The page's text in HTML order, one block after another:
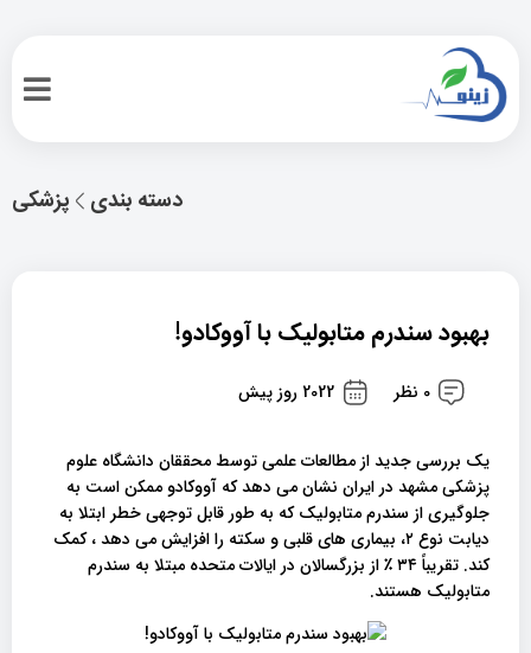
پزشکی دسته بندی
بهبود سندرم متابولیک با آووکادو!
0 نظر 2022 روز پیش
یک بررسی جدید از مطالعات علمی توسط محققان دانشگاه علوم
پزشکی مشهد در ایران نشان می دهد که آووکادو ممکن است به
جلوگیری از سندرم متابولیک که به طور قابل توجهی خطر ابتلا به
دیابت نوع ۲، بیماری های قلبی و سکته را افزایش می دهد ، کمک
کند. تقریباً ۳۴ ٪ از بزرگسالان در ایالات متحده مبتلا به سندرم
متابولیک هستند.